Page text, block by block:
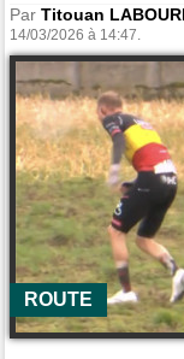
ParTitouan
14/03/2026 à 14:47.
ROUTE